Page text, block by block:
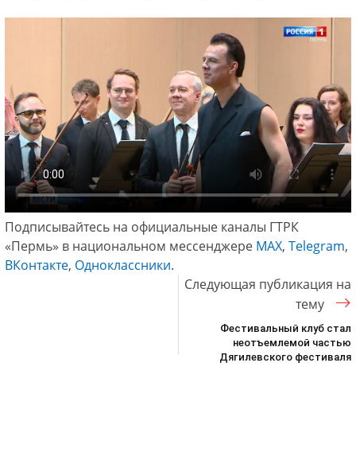
Подписывайтесь на официальные каналы ГТРК
«Пермь» в национальном мессенджере МАХ, Telegram,
ВКонтакте, Одноклассники.
Следующая публикация на
тему
Фестивальный клуб стал
неотъемлемой частью
Дягилевского фестиваля